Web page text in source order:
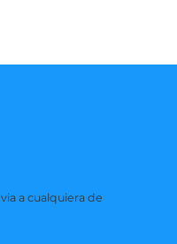
a cualquiera de